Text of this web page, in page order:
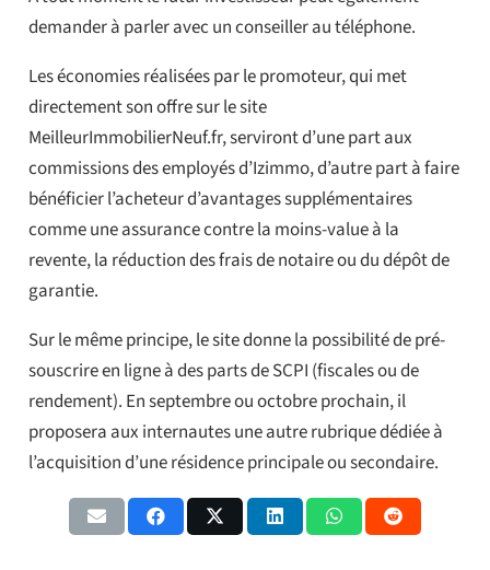
demander à parler avec un conseiller au téléphone.
Les économies réalisées par le promoteur, qui met
directement son offre sur le site
MeilleurImmobilierNeuf.fr, serviront d’une part aux
commissions des employés d’Izimmo, d’autre part à faire
bénéficier l’acheteur d’avantages supplémentaires
comme une assurance contre la moins-value à la
revente, la réduction des frais de notaire ou du dépôt de
garantie.
Sur le même principe, le site donne la possibilité de pré-
souscrire en ligne à des parts de SCPI (fiscales ou de
rendement). En septembre ou octobre prochain, il
proposera aux internautes une autre rubrique dédiée à
l’acquisition d’une résidence principale ou secondaire.